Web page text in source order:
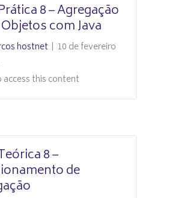
8 – Agregação
com Java
hostnet | 10 de fevereiro
access this content
8 –
de